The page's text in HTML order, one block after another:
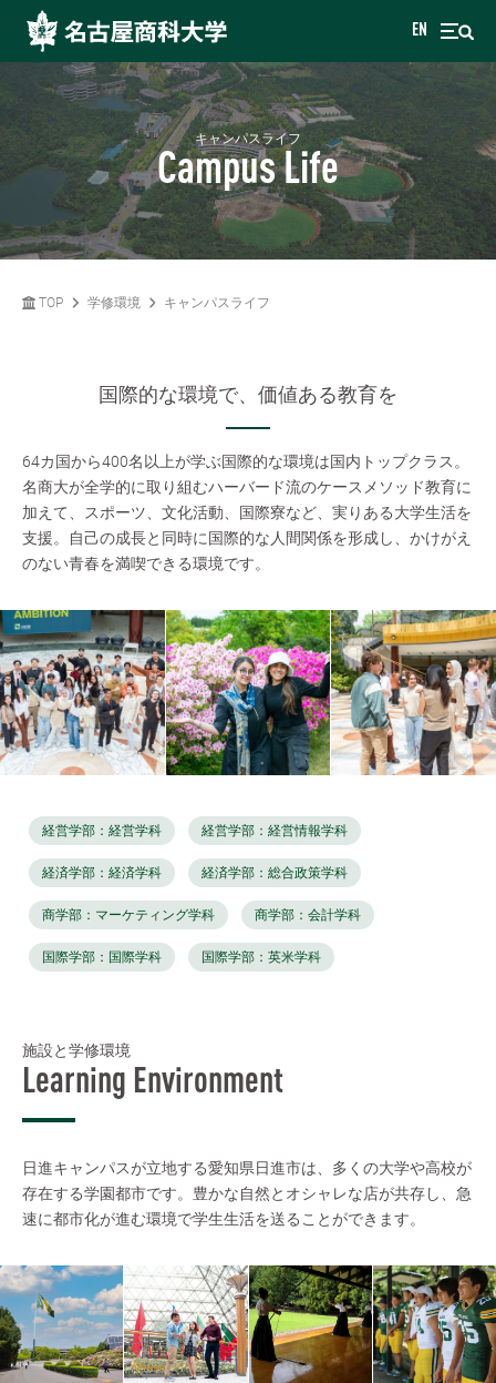
EN
キャンパスライフ
Campus Life
TOP 学修環境 キャンパスライフ
国際的な環境で、価値ある教育を
64カ国から400名以上が学ぶ国際的な環境は国内トップクラス。
名商大が全学的に取り組むハーバード流のケースメソッド教育に
加えて、スポーツ、文化活動、国際寮など、実りある大学生活を
支援。自己の成長と同時に国際的な人間関係を形成し、かけがえ
のない青春を満喫できる環境です。
経営学部：経営学科 経営学部：経営情報学科
経済学部：経済学科 経済学部：総合政策学科
商学部：マーケティング学科 商学部：会計学科
国際学部：国際学科 国際学部：英米学科
施設と学修環境
Learning Environment
日進キャンパスが立地する愛知県日進市は、多くの大学や高校が
存在する学園都市です。豊かな自然とオシャレな店が共存し、急
速に都市化が進む環境で学生生活を送ることができます。